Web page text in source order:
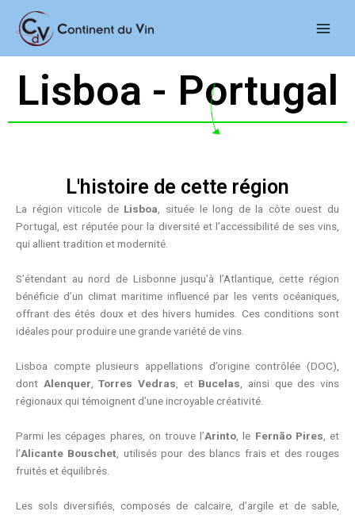
contenu
Lisboa - Portugal
L'histoire de cette région
La région viticole de Lisboa, située le long de la côte ouest du
Portugal, est réputée pour la diversité et l’accessibilité de ses vins,
qui allient tradition et modernité.
S’étendant au nord de Lisbonne jusqu’à l’Atlantique, cette région
bénéficie d’un climat maritime influencé par les vents océaniques,
offrant des étés doux et des hivers humides. Ces conditions sont
idéales pour produire une grande variété de vins.
Lisboa compte plusieurs appellations d’origine contrôlée (DOC),
dont Alenquer ,Torres Vedras , et Bucelas , ainsi que des vins
régionaux qui témoignent d’une incroyable créativité.
Parmi les cépages phares, on trouve l’Arinto , le Fernão Pires , et
l’Alicante Bouschet , utilisés pour des blancs frais et des rouges
fruités et équilibrés.
Les sols diversifiés, composés de calcaire, d’argile et de sable,